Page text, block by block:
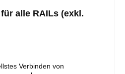
alle RAILs (exkl.
Verbinden von